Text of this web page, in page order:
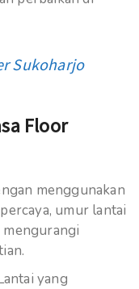
Sukoharjo
Floor
menggunakan
umur lantai
mengurangi
yang